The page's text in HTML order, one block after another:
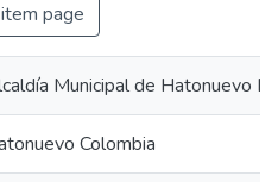
page
Municipal de Hatonuevo
Colombia